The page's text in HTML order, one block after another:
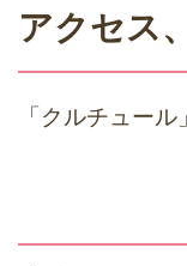
アクセス
「クルチュー